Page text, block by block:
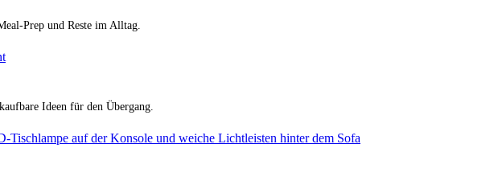
Prep und Reste im Alltag.
Ideen für den Übergang.